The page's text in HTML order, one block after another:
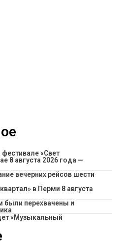
«Свет
8 августа 2026 года —
вечерних рейсов шести
в Перми 8 августа
были перехвачены и
«Музыкальный